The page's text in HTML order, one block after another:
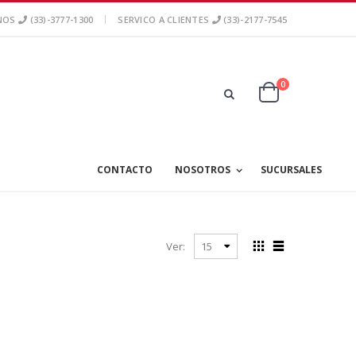
(33)-3777-1300 SERVICO A CLIENTES (33)-2177-7545
0
SUCURSALES
NOSOTROS
CONTACTO
Ver: